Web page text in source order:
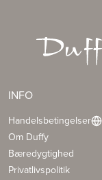
INFO
Handelsbetingelser
Om Duffy
Bæredygtighed
Privatlivspolitik